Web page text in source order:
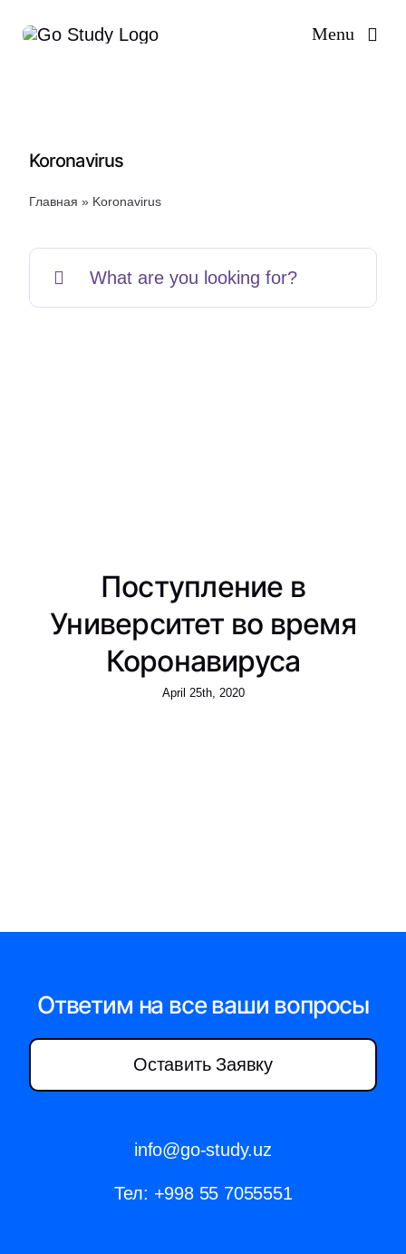
Menu
Koronavirus
Главная » Koronavirus
for:
Поступление в
Университет во время
Коронавируса
April 25th, 2020
Ответим на все ваши вопросы
Оставить Заявку
info@go-study.uz
Тел: +998 55 7055551